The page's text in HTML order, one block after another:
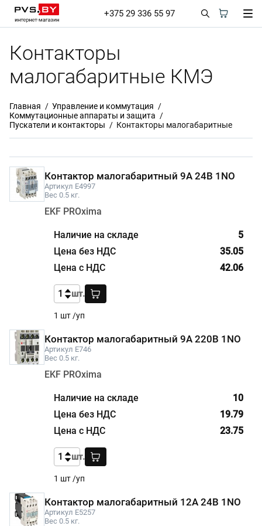
+375 29 336 55 97
Контакторы
малогабаритные КМЭ
Главная
Управление и коммутация
Коммутационные аппараты и защита
Пускатели и контакторы
Контакторы малогабаритные
Контактор малогабаритный 9А 24В 1NO
Артикул E4997
Вес 0.5 кг.
EKF PROxima
5
1 шт /уп
35.05
42.06
шт.
Контактор малогабаритный 9А 220В 1NO
Артикул E746
Вес 0.5 кг.
EKF PROxima
10
1 шт /уп
19.79
23.75
шт.
Контактор малогабаритный 12А 24В 1NO
Артикул E5257
Вес 0.5 кг.